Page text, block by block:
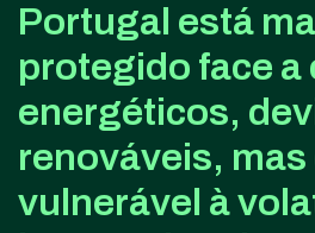
Portugal está
protegido face a
energéticos,
renováveis,
vulnerável à